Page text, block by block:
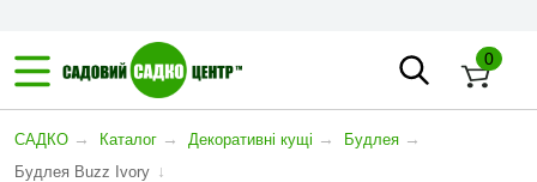
0
САДКО → Каталог → Декоративні кущі → Будлея →
Будлея Buzz Ivory ↓